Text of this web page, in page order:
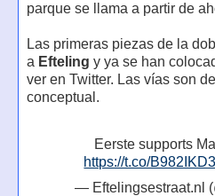
parque se llama a partir de
Las primeras piezas de la
a Efteling y ya se han
ver en Twitter. Las vías son
conceptual.
Eerste supports
https://t.co/
— Eftelingsestraat.nl